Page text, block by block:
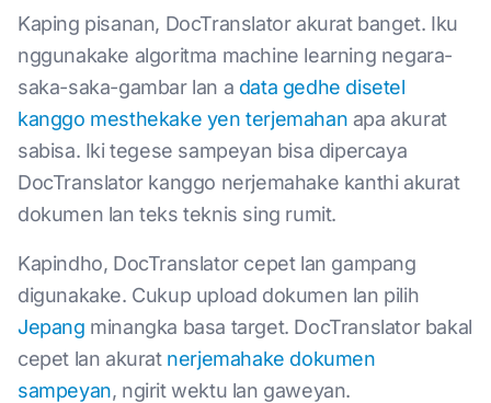
Kaping pisanan, DocTranslator akurat banget. Iku
nggunakake algoritma machine learning negara-
saka-saka-gambar lan a data gedhe disetel
kanggo mesthekake yen terjemahan apa akurat
sabisa. Iki tegese sampeyan bisa dipercaya
DocTranslator kanggo nerjemahake kanthi akurat
dokumen lan teks teknis sing rumit.
Kapindho, DocTranslator cepet lan gampang
digunakake. Cukup upload dokumen lan pilih
Jepang minangka basa target. DocTranslator bakal
cepet lan akurat nerjemahake dokumen
sampeyan, ngirit wektu lan gaweyan.